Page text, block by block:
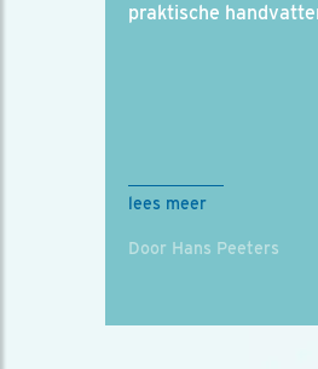
praktische
lees meer
Door Hans Peeters